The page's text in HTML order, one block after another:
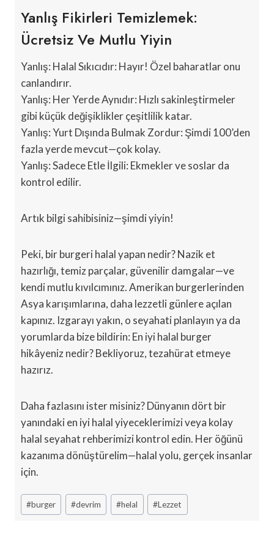
Yanlış Fikirleri Temizlemek:
Ücretsiz Ve Mutlu Yiyin
Yanlış: Halal Sıkıcıdır: Hayır! Özel baharatlar onu
canlandırır.
Yanlış: Her Yerde Aynıdır: Hızlı sakinleştirmeler
gibi küçük değişiklikler çeşitlilik katar.
Yanlış: Yurt Dışında Bulmak Zordur: Şimdi 100’den
fazla yerde mevcut—çok kolay.
Yanlış: Sadece Etle İlgili: Ekmekler ve soslar da
kontrol edilir.
Artık bilgi sahibisiniz—şimdi yiyin!
Peki, bir burgeri halal yapan nedir? Nazik et
hazırlığı, temiz parçalar, güvenilir damgalar—ve
kendi mutlu kıvılcımınız. Amerikan burgerlerinden
Asya karışımlarına, daha lezzetli günlere açılan
kapınız. Izgarayı yakın, o seyahati planlayın ya da
yorumlarda bize bildirin: En iyi halal burger
hikâyeniz nedir? Bekliyoruz, tezahürat etmeye
hazırız.
Daha fazlasını ister misiniz? Dünyanın dört bir
yanındaki en iyi halal yiyeceklerimizi veya kolay
halal seyahat rehberimizi kontrol edin. Her öğünü
kazanıma dönüştürelim—halal yolu, gerçek insanlar
için.
Post
Tags:
#burger #devrim #helal #Lezzet